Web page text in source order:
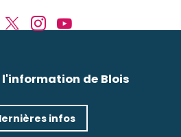
l'information de Blois
infos